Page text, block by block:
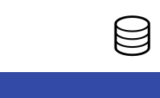
ツ
シ